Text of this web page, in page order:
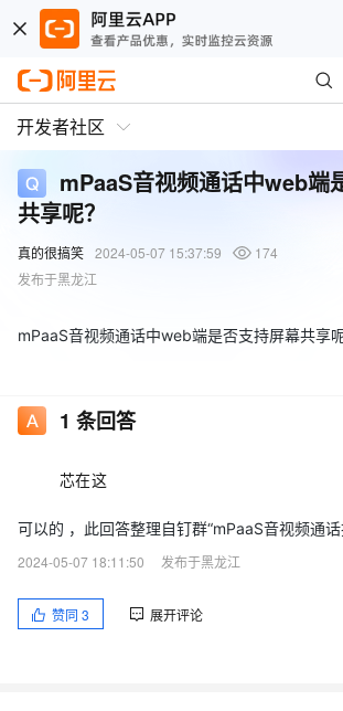
开发者社区
mPaaS音视频通话中web端
共享呢？
真的很搞笑 2024-05-07 15:37:59
174
发布于黑龙江
mPaaS音视频通话中web端是否支持屏幕共享呢
1 条回答
芯在这
可以的 ，此回答整理自钉群“mPaaS音视频通
2024-05-07 18:11:50
发布于黑龙江
赞同 3 展开评论